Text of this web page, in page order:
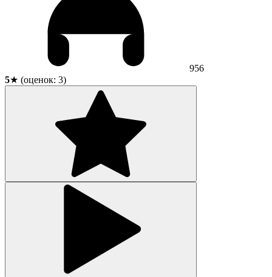
956
5★ (оценок: 3)